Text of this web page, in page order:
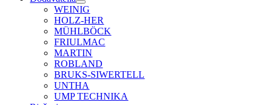
WEINIG
HOLZ-HER
MÜHLBÖCK
FRIULMAC
MARTIN
ROBLAND
BRUKS-SIWERTELL
UNTHA
UMP TECHNIKA